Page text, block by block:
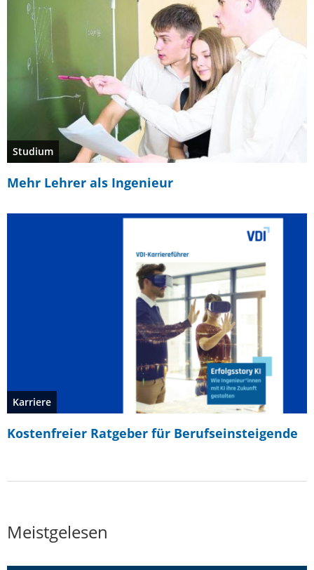
Studium
Mehr Lehrer als Ingenieur
Karriere
Kostenfreier Ratgeber für Berufseinsteigende
Meistgelesen